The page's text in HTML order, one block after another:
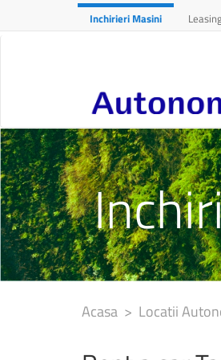
Inchirieri Masini
Acasa > Locatii